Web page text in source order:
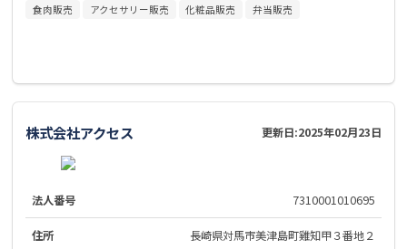
食肉販売 アクセサリー販売 化粧品販売 弁当販売
株式会社アクセス 更新日:2025年02月23日
法人番号 7310001010695
住所 長崎県対馬市美津島町雞知甲３番地２